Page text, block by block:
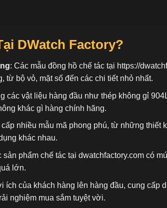
DWatch Factory?
: Các mẫu đồng hồ chế tác tại https://
từ bộ vỏ, mặt số đến các chi tiết nhỏ nhất.
các vật liệu hàng đầu như thép không gỉ
khác gì hàng chính hãng.
nhiều mẫu mã phong phú, từ những thiết
khác nhau.
phẩm chế tác tại dwatchfactory.com có
lớn.
ích của khách hàng lên hàng đầu, cung cấp
nghiệm mua sắm tuyệt vời.